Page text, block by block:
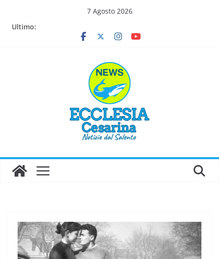
7 Agosto 2026
Ultimo: